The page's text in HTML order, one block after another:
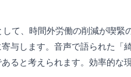
て、時間外労働の削減が喫
与します。音声で語られた
ると考えられます。効率的な